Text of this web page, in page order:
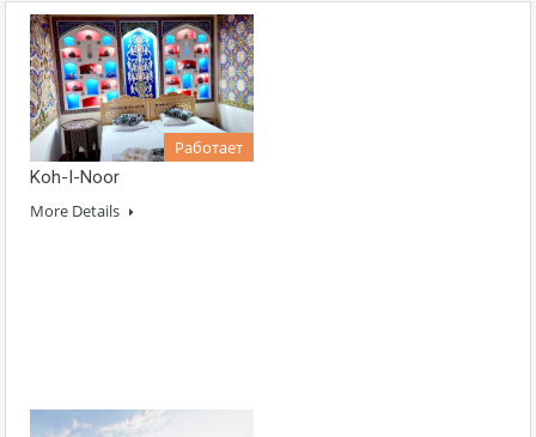
Работает
Koh-I-Noor
More Details